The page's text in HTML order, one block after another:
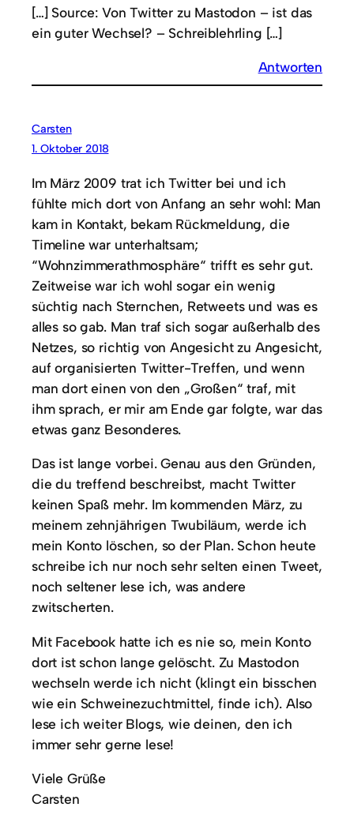
[…] Source: Von Twitter zu Mastodon – ist das
ein guter Wechsel? – Schreiblehrling […]
Antworten
Carsten
1. Oktober 2018
Im März 2009 trat ich Twitter bei und ich
fühlte mich dort von Anfang an sehr wohl: Man
kam in Kontakt, bekam Rückmeldung, die
Timeline war unterhaltsam;
“Wohnzimmerathmosphäre“ trifft es sehr gut.
Zeitweise war ich wohl sogar ein wenig
süchtig nach Sternchen, Retweets und was es
alles so gab. Man traf sich sogar außerhalb des
Netzes, so richtig von Angesicht zu Angesicht,
auf organisierten Twitter-Treffen, und wenn
man dort einen von den „Großen“ traf, mit
ihm sprach, er mir am Ende gar folgte, war das
etwas ganz Besonderes.
Das ist lange vorbei. Genau aus den Gründen,
die du treffend beschreibst, macht Twitter
keinen Spaß mehr. Im kommenden März, zu
meinem zehnjährigen Twubiläum, werde ich
mein Konto löschen, so der Plan. Schon heute
schreibe ich nur noch sehr selten einen Tweet,
noch seltener lese ich, was andere
zwitscherten.
Mit Facebook hatte ich es nie so, mein Konto
dort ist schon lange gelöscht. Zu Mastodon
wechseln werde ich nicht (klingt ein bisschen
wie ein Schweinezuchtmittel, finde ich). Also
lese ich weiter Blogs, wie deinen, den ich
immer sehr gerne lese!
Viele Grüße
Carsten